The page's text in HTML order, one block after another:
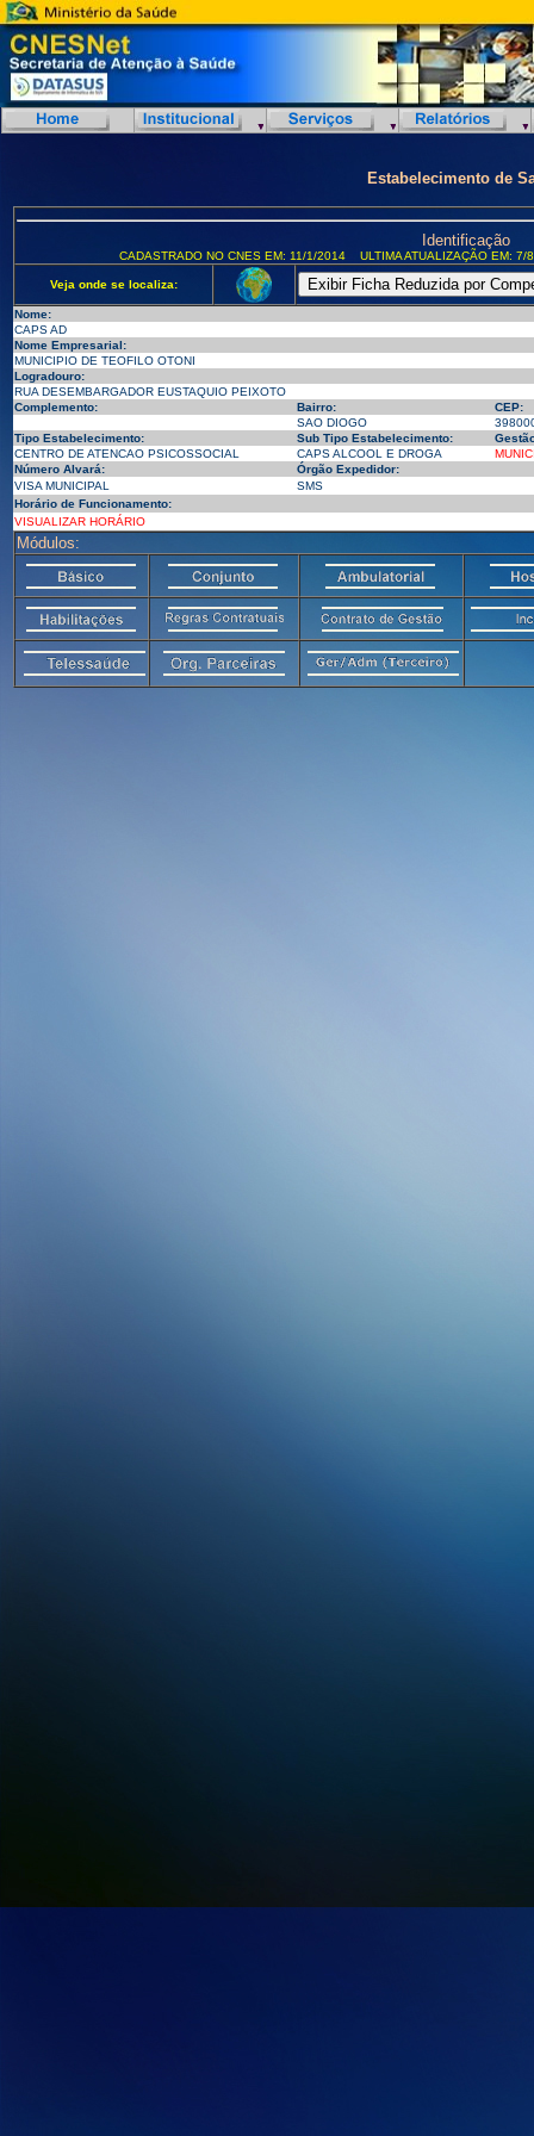
Estabelecimento de
Identificação
CADASTRADO NO CNES EM: 11/1/2014 ULTIMA ATUALIZAÇÃO EM:
Veja onde se localiza:
Nome:
CAPS AD
Nome Empresarial:
MUNICIPIO DE TEOFILO OTONI
Logradouro:
RUA DESEMBARGADOR EUSTAQUIO PEIXOTO
Complemento:
Bairro:
CEP:
SAO DIOGO
Tipo Estabelecimento:
Sub Tipo Estabelecimento:
CENTRO DE ATENCAO PSICOSSOCIAL
CAPS ALCOOL E DROGA
Número Alvará:
Órgão Expedidor:
VISA MUNICIPAL
SMS
Horário de Funcionamento:
VISUALIZAR HORÁRIO
Módulos: